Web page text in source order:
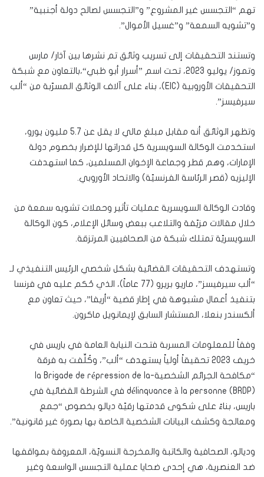
تهم “التجسس غير المشروع” و”التجسس لصالح دولة أجنبية”
و”تشويه السمعة” و”غسيل الأموال”.
وتستند التحقيقات إلى تسريب وثائق تم نشرها بين آذار/ مارس
وتموز/ يوليو 2023، تحت اسم ”أسرار أبو ظبي“،بالتعاون مع شبكة
التحقيقات الأوروبية (EIC)، بناء على آلاف الوثائق المسرّبة من “ألب
سيرفيسز”.
وتظهر الوثائق أنه مقابل مبلغ مالي لا يقل عن 5.7 مليون يورو،
استخدمت الوكالة السويسرية كل قدراتها للإضرار بخصوم دولة
الإمارات، وهم قطر وجماعة الإخوان المسلمين، كما استهدفت
الإليزيه (قصر الرئاسة الفرنسيّة) والاتحاد الأوروبي.
وقادت الوكالة السويسرية عمليات تأثير وحملات تشويه سمعة من
خلال مقالات مزيّفة والتلاعب ببعض وسائل الإعلام، كون الوكالة
السويسريّة تمتلك شبكة من الصحافيين المرتزقة.
وتستهدف التحقيقات القضائية بشكل شخصي الرئيس التنفيذي لـ
“ألب سيرفيسز”، ماريو بريرو (77 عاماً)، الذي حُكم عليه في فرنسا
بتنفيذ أعمال مشبوهة في إطار قضية “أريفا”، حيث تعاون مع
ألكسندر بنعلا، المستشار السابق لإيمانويل ماكرون.
وفقاً للمعلومات المسربة فتحت النيابة العامة في باريس في
خريف 2023 تحقيقاً أولياً يستهدف “ألب”، وكُلِّفت به فرقة
“مكافحة الجرائم الشخصية-la Brigade de répression de la
délinquance à la personne (BRDP) في الشرطة القضائية في
باريس، بناءً على شكوى قدمتها رقيّة ديالو بخصوص “جمع
ومعالجة وكشف البيانات الشخصية الخاصة بها بصورة غير قانونية”.
وديالو، الصحافية والكاتبة والمخرجة النسويّة، المعروفة بمواقفها
ضد العنصرية، هي إحدى ضحايا عملية التجسس الواسعة وغير